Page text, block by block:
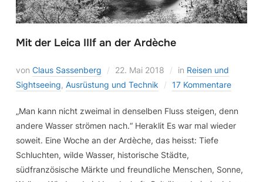
Mit der Leica IIIf an der Ardèche
von Claus Sassenberg 22. Mai 2018 in Reisen und
Sightseeing, Ausrüstung und Technik 17 Kommentare
„Man kann nicht zweimal in denselben Fluss steigen, denn
andere Wasser strömen nach.“ Heraklit Es war mal wieder
soweit. Eine Woche an der Ardèche, das heisst: Tiefe
Schluchten, wilde Wasser, historische Städte,
südfranzösische Märkte und freundliche Menschen, Sonne,